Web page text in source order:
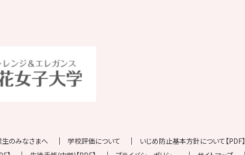
のみなさまへ 学校評価について いじめ防止基本方針について【PDF】